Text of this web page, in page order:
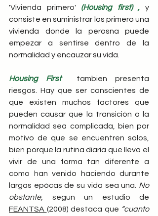
'Vivienda primero' (Housing first) , y
consiste en suministrar los primero una
vivienda donde la perosna puede
empezar a sentirse dentro de la
normalidad y encauzar su vida.
Housing First
tambien presenta
riesgos. Hay que ser conscientes de
que existen muchos factores que
pueden causar que la transición a la
normalidad sea complicada, bien por
motivo de que se encuentren solos,
bien porque la rutina diaria que lleva el
vivir de una forma tan diferente a
como han venido haciendo durante
largas epócas de su vida sea una. No
obstante,
FEANTSA (2008) destaca que “cuanto